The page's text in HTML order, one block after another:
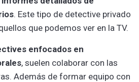
. Este tipo de detective privado
que podemos ver en la TV.
enfocados en
, suelen colaborar con las
Además de formar equipo con